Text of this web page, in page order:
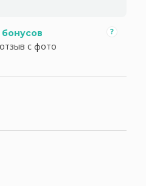
бонусов
с фото